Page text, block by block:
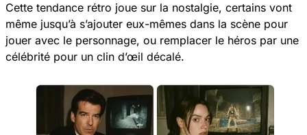
Cette tendance rétro joue sur la nostalgie, certains vont
même jusqu’à s’ajouter eux-mêmes dans la scène pour
jouer avec le personnage, ou remplacer le héros par une
célébrité pour un clin d’œil décalé.